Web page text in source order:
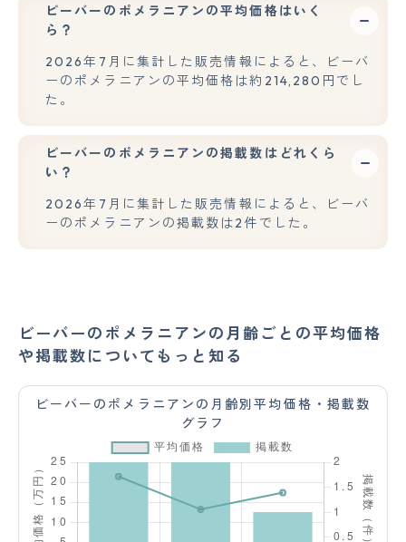
ビーバーのポメラニアンの平均価格はいく
ら？
2026年7月に集計した販売情報によると、ビーバ
ーのポメラニアンの平均価格は約214,280円でし
た。
ビーバーのポメラニアンの掲載数はどれくら
い？
2026年7月に集計した販売情報によると、ビーバ
ーのポメラニアンの掲載数は2件でした。
ビーバーのポメラニアンの月齢ごとの平均価格
や掲載数についてもっと知る
ビーバーのポメラニアンの月齢別平均価格・掲載数
グラフ